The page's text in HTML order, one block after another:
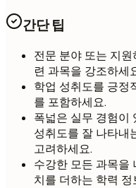
간단 팁
전문 분야 또는 지
련 과목을 강조하세
학업 성취도를 긍정
를 포함하세요.
폭넓은 실무 경험이
성취도를 잘 나타내
고려하세요.
수강한 모든 과목을
치를 더하는 학력